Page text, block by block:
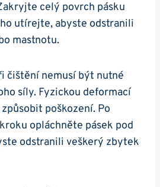
celý povrch pásku
utírejte, abyste odstranili
mastnotu.
čištění nemusí být nutné
síly. Fyzickou deformací
poškození. Po
opláchněte pásek pod
odstranili veškerý​ zbytek